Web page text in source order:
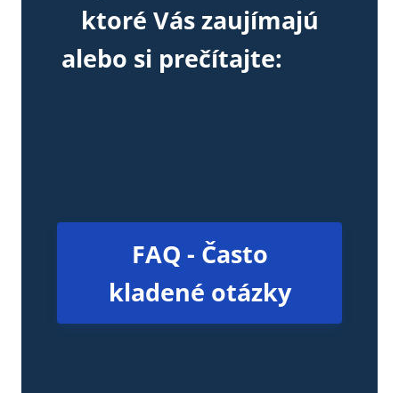
ktoré Vás zaujímajú
alebo si prečítajte:
FAQ - Často
kladené otázky